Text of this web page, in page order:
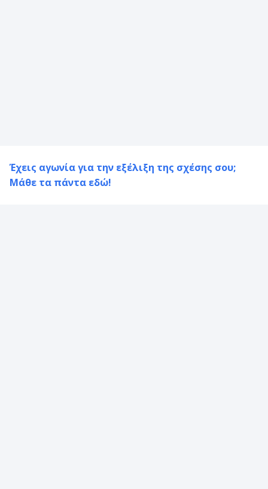
Έχεις αγωνία για την εξέλιξη της σχέσης σου;
Μάθε τα πάντα εδώ!